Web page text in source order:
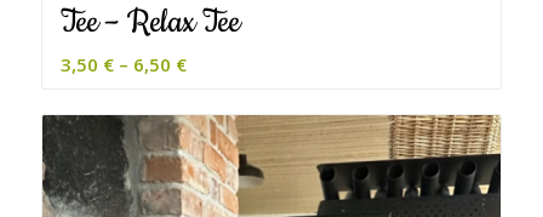
Tee – Relax Tee
3,50 €– 6,50 €